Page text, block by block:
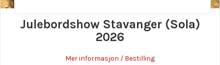
Julebordshow Stavanger (Sola)
2026
Mer informasjon / Bestillingabout